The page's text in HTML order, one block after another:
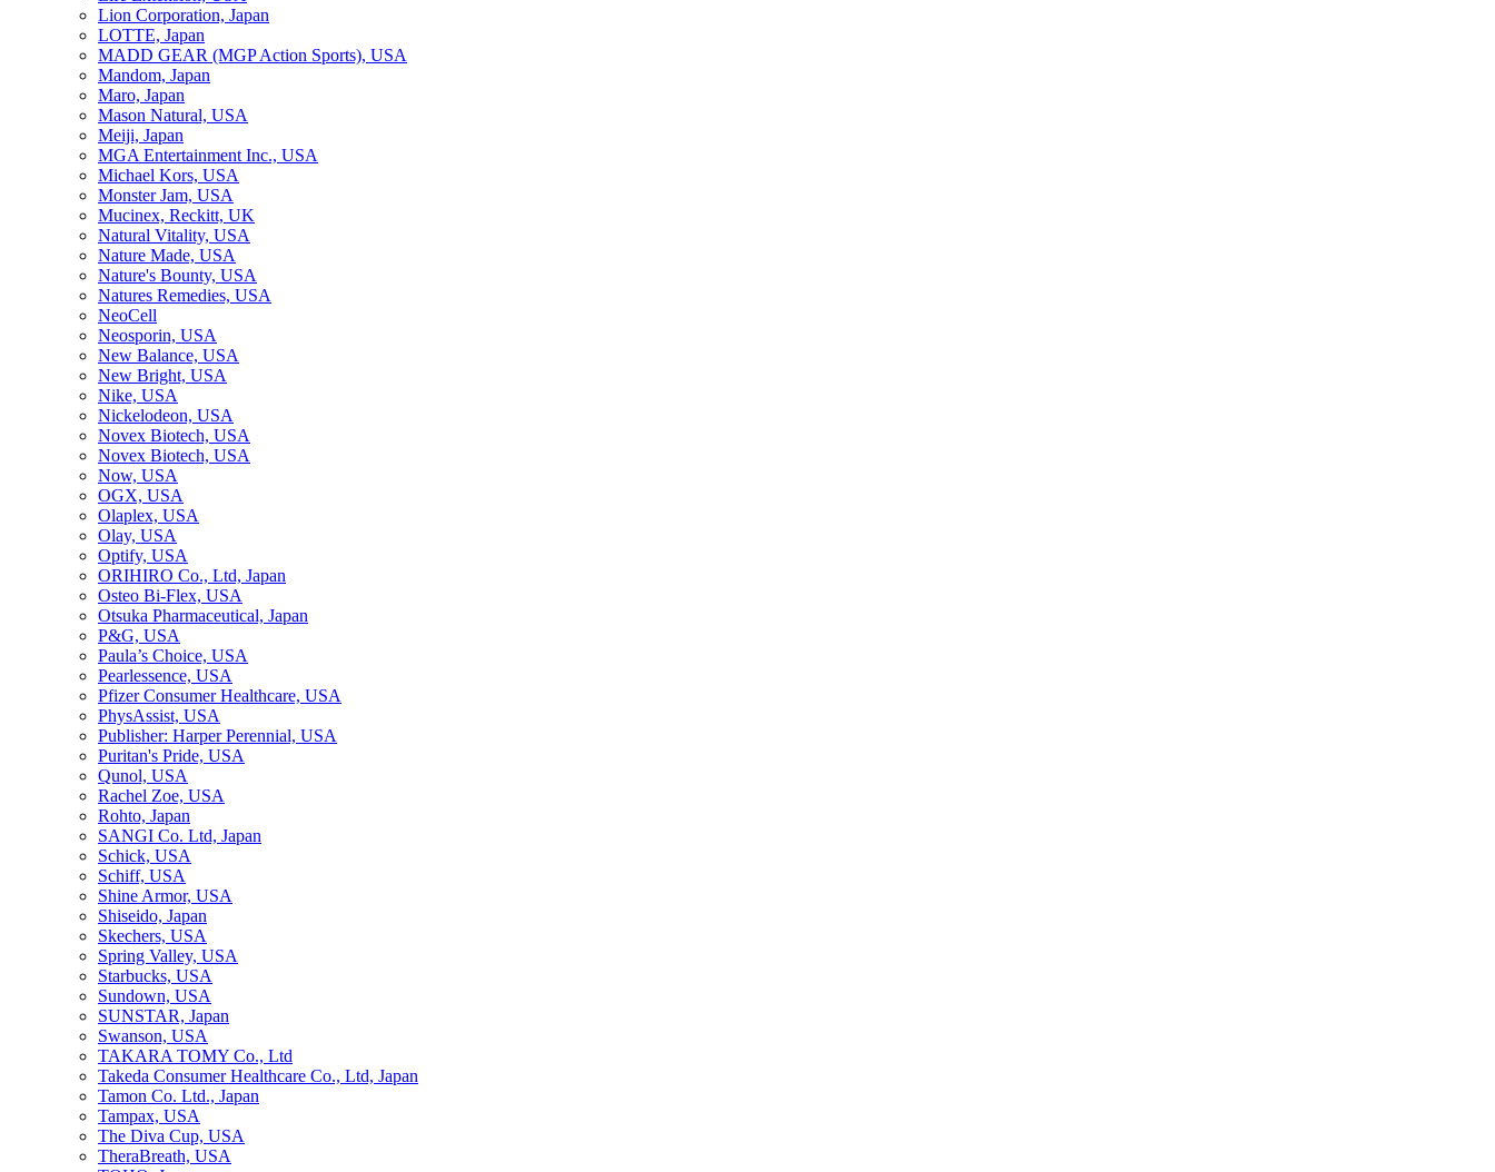
Lion Corporation, Japan
LOTTE, Japan
MADD GEAR (MGP Action Sports), USA
Mandom, Japan
Maro, Japan
Mason Natural, USA
Meiji, Japan
MGA Entertainment Inc., USA
Michael Kors, USA
Monster Jam, USA
Mucinex, Reckitt, UK
Natural Vitality, USA
Nature Made, USA
Nature's Bounty, USA
Natures Remedies, USA
NeoCell
Neosporin, USA
New Balance, USA
New Bright, USA
Nike, USA
Niсkelodeon, USA
Novex Biotech, USA
Novex Biotech, USA
Now, USA
OGX, USA
Olaplex, USA
Olay, USA
Optify, USA
ORIHIRO Co., Ltd, Japan
Osteo Bi-Flex, USA
Otsuka Pharmaceutical, Japan
P&G, USA
Paula’s Choice, USA
Pearlessence, USA
Pfizer Consumer Healthcare, USA
PhysAssist, USA
Publisher: Harper Perennial, USA
Puritan's Pride, USA
Qunol, USA
Rachel Zoe, USA
Rohto, Japan
SANGI Co. Ltd, Japan
Schick, USA
Schiff, USA
Shine Armor, USA
Shiseido, Japan
Skechers, USA
Spring Valley, USA
Starbucks, USA
Sundown, USA
SUNSTAR, Japan
Swanson, USA
TAKARA TOMY Co., Ltd
Takeda Consumer Healthcare Co., Ltd, Japan
Tamon Co. Ltd., Japan
Tampax, USA
The Diva Cup, USA
TheraBreath, USA